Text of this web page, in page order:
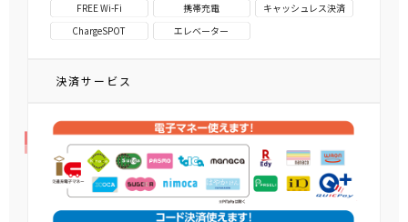
FREE Wi-Fi 携帯充電
キャッシュレス決済
ChargeSPOT
エレベーター
決済サービス